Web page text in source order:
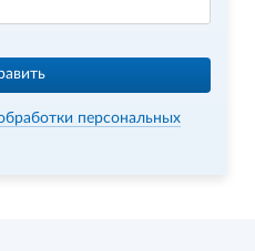
персональных